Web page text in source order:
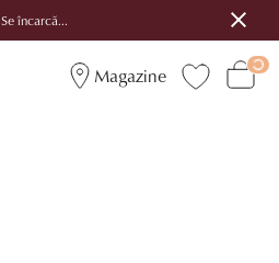
Se încarcă...
Magazine